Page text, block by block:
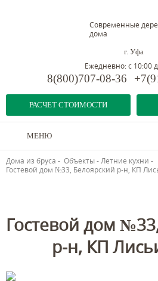
Современные
дома
г. Уфа
РАСЧЕТ СТОИМОСТИ
Ежедневно: с 10:00
8(800)707-08-36
МЕНЮ
Дома из бруса - Объекты - Летние кухни -
Гостевой дом №33, Белоярский р-н, КП
Гостевой дом
р-н, КП